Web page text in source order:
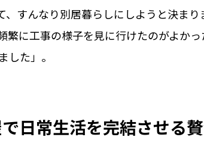
、すんなり別居暮らしにしようと決ま
繁に工事の様子を見に行けたのがよか
した」。
日常生活を完結させる